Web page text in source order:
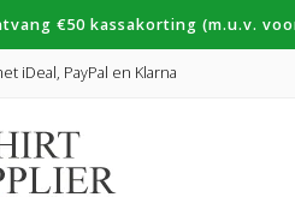
€50 kassakorting (m.u.v.
iDeal, PayPal en Klarna